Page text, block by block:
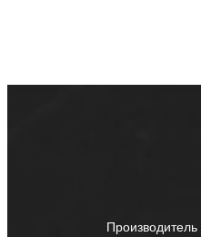
Производитель